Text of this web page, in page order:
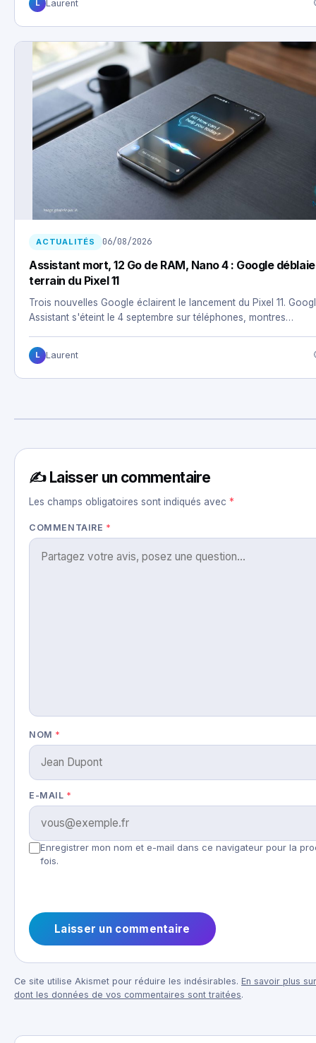
L Laurent
ACTUALITÉS 06/08/2026
Assistant mort, 12 Go de RAM, Nano 4 : Google
terrain du Pixel 11
Trois nouvelles Google éclairent le lancement du Pixel 11.
Assistant s'éteint le 4 septembre sur téléphones, montres…
L Laurent
✍️ Laisser un commentaire
Les champs obligatoires sont indiqués avec *
COMMENTAIRE *
NOM *
E-MAIL *
Enregistrer mon nom et e-mail dans ce navigateur pour la
fois.
Ce site utilise Akismet pour réduire les indésirables. En savoir plus
dont les données de vos commentaires sont traitées.